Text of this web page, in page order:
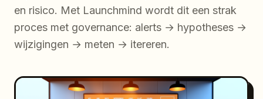
en risico. Met Launchmind wordt dit een strak
proces met governance: alerts → hypotheses →
wijzigingen → meten → itereren.